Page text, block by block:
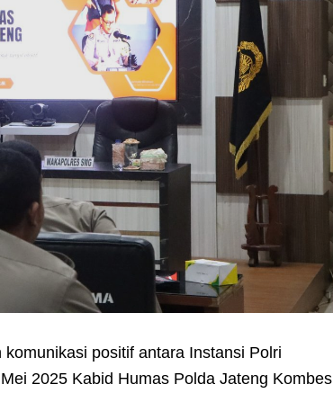
komunikasi positif antara Instansi Polri
2025 Kabid Humas Polda Jateng Kombes